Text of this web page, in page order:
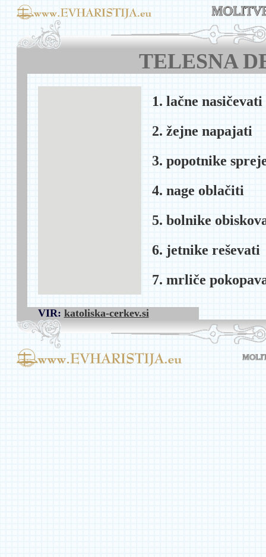
TELESNA
1. lačne nasičevati
2. žejne napajati
3. popotnike
4. nage oblačiti
5. bolnike
6. jetnike reševati
7. mrliče
VIR: katoliska-cerkev.si